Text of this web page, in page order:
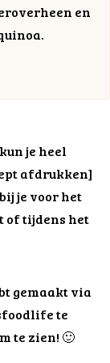
en
je heel
afdrukken]
je voor het
of tijdens het
gemaakt via
te
te zien! 🙂